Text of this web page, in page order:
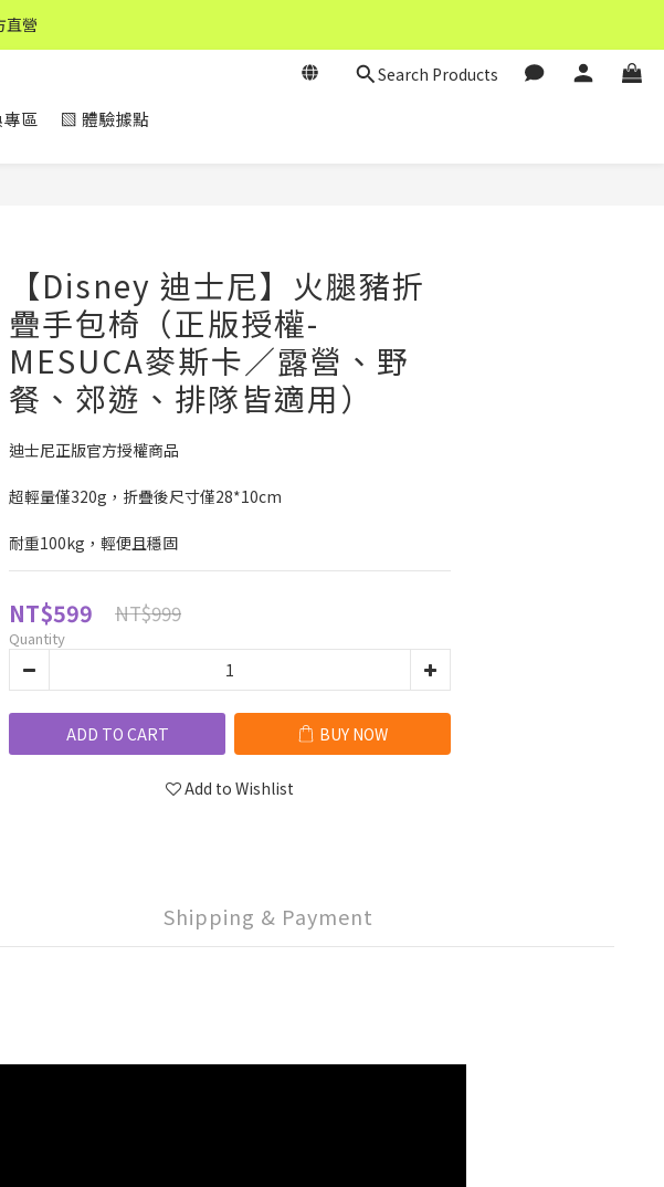
直營
直營
直營
Search Products
區 ▧ 體驗據點
【Disney 迪士尼】火腿豬折
疊手包椅（正版授權-
MESUCA麥斯卡／露營、野
餐、郊遊、排隊皆適用）
迪士尼正版官方授權商品
超輕量僅320g，折疊後尺寸僅28*10cm
耐重100kg，輕便且穩固
NT$599 NT$999
Quantity
ADD TO CART BUY NOW
Add to Wishlist
Shipping & Payment